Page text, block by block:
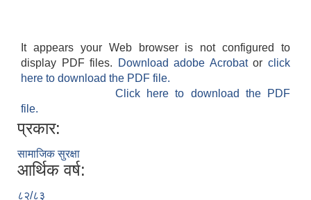
It appears your Web browser is not configured to
display PDF files.
Download adobe Acrobatorclick
here to download the PDF file.
Click here to download the PDF
file.
प्रकार:
सामाजिक सुरक्षा
आर्थिक वर्ष:
८२/८३